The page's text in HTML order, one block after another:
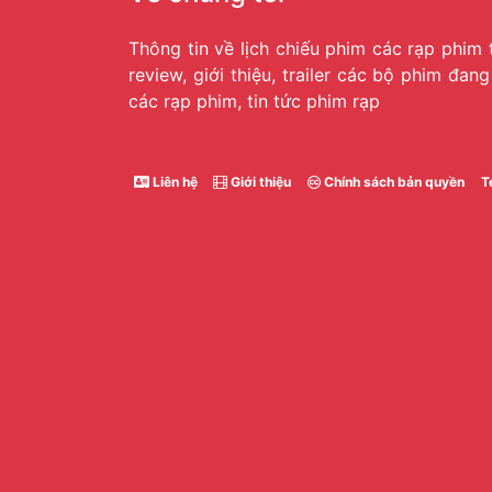
Thông tin về lịch chiếu phim các rạp phim
review, giới thiệu, trailer các bộ phim
các rạp phim, tin tức phim rạp
Liên hệ Giới thiệu Chính sách bản quyền